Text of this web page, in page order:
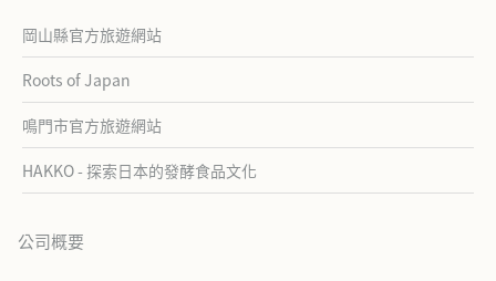
岡山縣官方旅遊網站
Roots of Japan
鳴門市官方旅遊網站
HAKKO - 探索日本的發酵食品文化
公司概要